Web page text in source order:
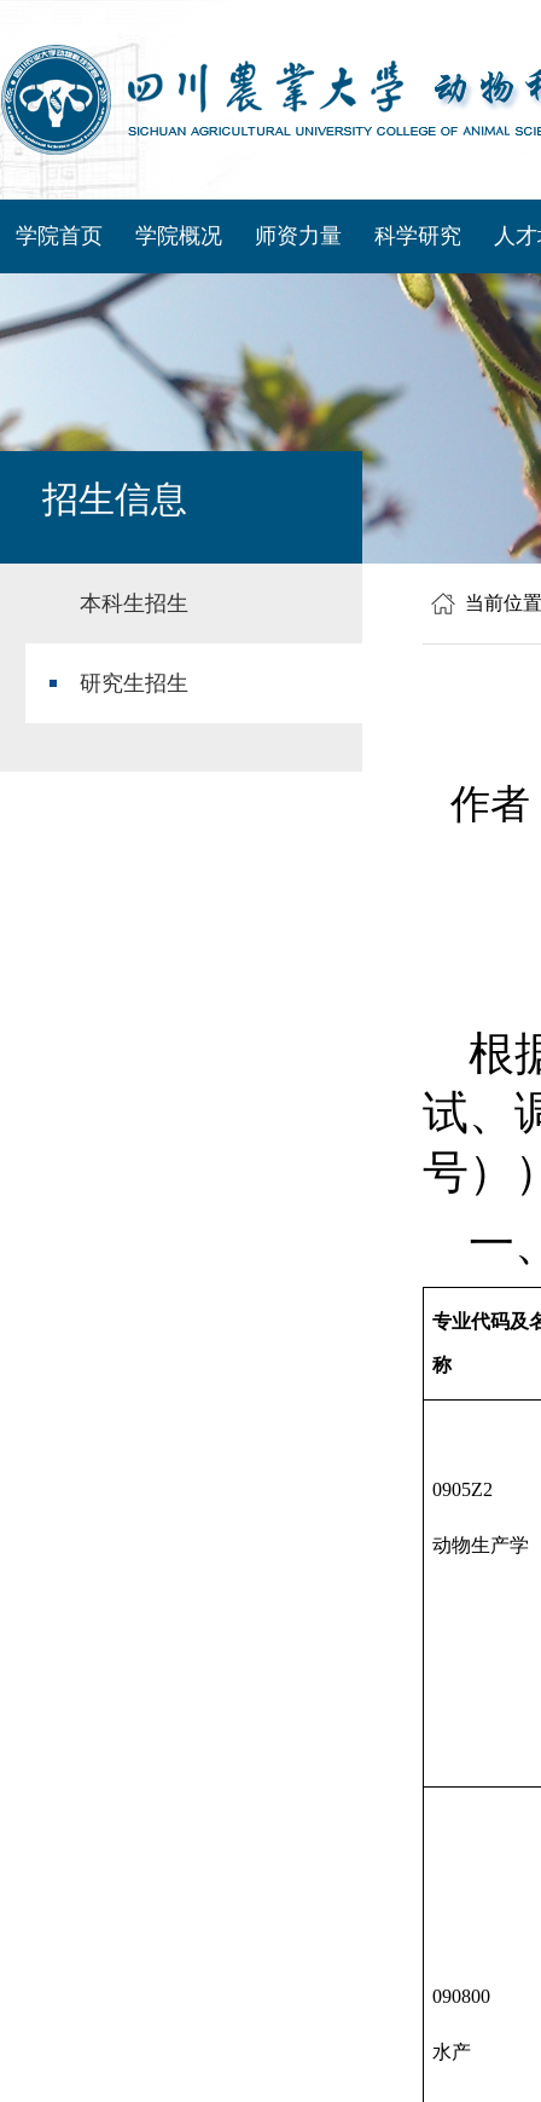
学院首页 学院概况 师资力量 科学研究 人
招生信息
本科生招生
研究生招生
当前位
作者
根
试、
号）
一
专业代码及
称
0905Z2
动物生产学
090800
水产